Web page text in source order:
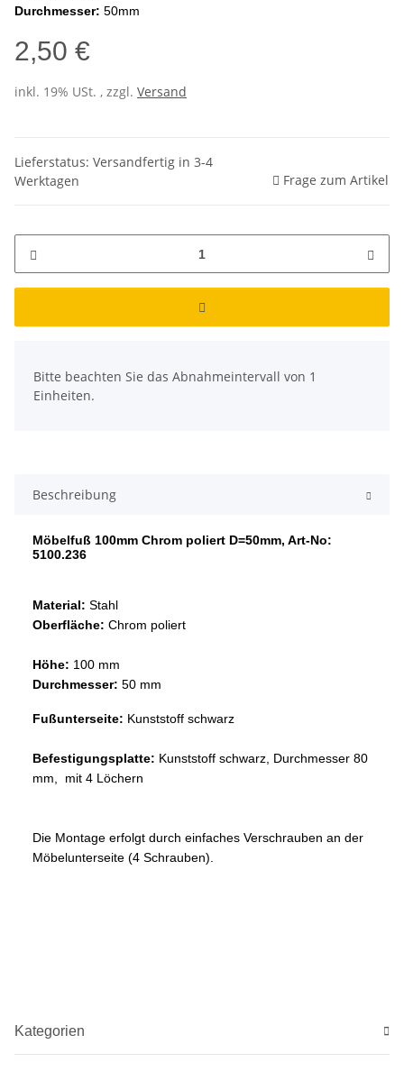
Durchmesser: 50mm
2,50 €
inkl. 19% USt. , zzgl. Versand
Lieferstatus: Versandfertig in 3-4
Werktagen
Frage zum Artikel
Bitte beachten Sie das Abnahmeintervall von 1
Einheiten.
Beschreibung
Möbelfuß 100mm Chrom poliert D=50mm, Art-No:
5100.236
Material: Stahl
Oberfläche: Chrom poliert
Höhe: 100 mm
Durchmesser: 50 mm
Fußunterseite: Kunststoff schwarz
Befestigungsplatte: Kunststoff schwarz, Durchmesser 80
mm, mit 4 Löchern
Die Montage erfolgt durch einfaches Verschrauben an der
Möbelunterseite (4 Schrauben).
Kategorien